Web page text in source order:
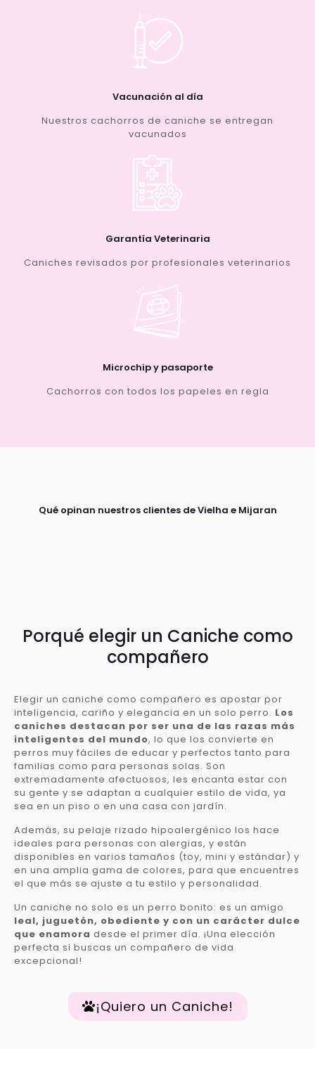
Vacunación al día
Nuestros cachorros de caniche se entregan
vacunados
Garantía Veterinaria
Caniches revisados por profesionales veterinarios
Microchip y pasaporte
Cachorros con todos los papeles en regla
Qué opinan nuestros clientes de Vielha e Mijaran
Porqué elegir un Caniche como
compañero
Elegir un caniche como compañero es apostar por
inteligencia, cariño y elegancia en un solo perro. Los
caniches destacan por ser una de las razas más
inteligentes del mundo, lo que los convierte en
perros muy fáciles de educar y perfectos tanto para
familias como para personas solas. Son
extremadamente afectuosos, les encanta estar con
su gente y se adaptan a cualquier estilo de vida, ya
sea en un piso o en una casa con jardín.
Además, su pelaje rizado hipoalergénico los hace
ideales para personas con alergias, y están
disponibles en varios tamaños (toy, mini y estándar) y
en una amplia gama de colores, para que encuentres
el que más se ajuste a tu estilo y personalidad.
Un caniche no solo es un perro bonito: es un amigo
leal, juguetón, obediente y con un carácter dulce
que enamora desde el primer día. ¡Una elección
perfecta si buscas un compañero de vida
excepcional!
¡Quiero un Caniche!